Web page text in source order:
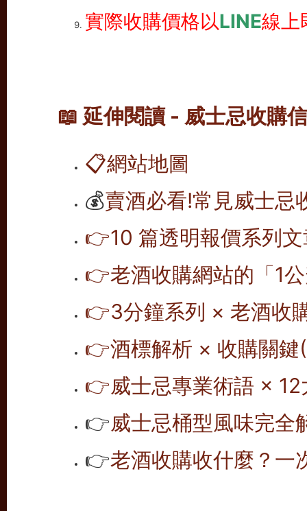
實際收購價格以LINE線上
📖 延伸閱讀 - 威士忌收購
📋網站地圖
💰賣酒必看!常見威士忌
👉10 篇透明報價系列
👉老酒收購網站的「1
👉3分鐘系列 × 老酒收
👉酒標解析 × 收購關鍵
👉威士忌專業術語 ×
👉威士忌桶型風味完全
👉老酒收購收什麼？一